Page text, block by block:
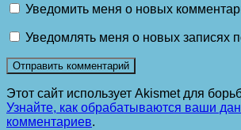
Уведомить меня о новых
Уведомлять меня о новых записях
Этот сайт использует Akismet для
Узнайте, как обрабатываются ваши
комментариев.